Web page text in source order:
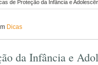
de Proteção da Infância e
Dicas
da Infância e